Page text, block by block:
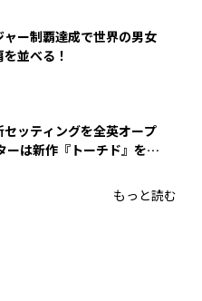
ー制覇達成で世界の男女
並べる！
セッティングを全英オープ
ーは新作『トーチド』を投
もっと読む